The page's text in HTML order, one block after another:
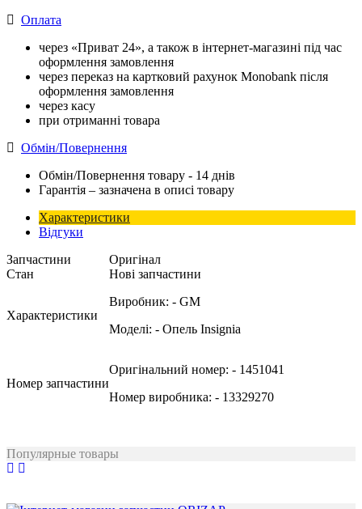
Оплата
через «Приват 24», а також в інтернет-магазині під час
оформлення замовлення
через переказ на картковий рахунок Monobank після
оформлення замовлення
через касу
при отриманні товара
Обмін/Повернення
Обмін/Повернення товару - 14 днів
Гарантія – зазначена в описі товару
Характеристики
Відгуки
Запчастини
Оригінал
Стан
Нові запчастини
Характеристики
Виробник: - GM
Моделі: - Опель Insignia
Номер запчастини
Оригінальний номер: - 1451041
Номер виробника: - 13329270
Популярные товары